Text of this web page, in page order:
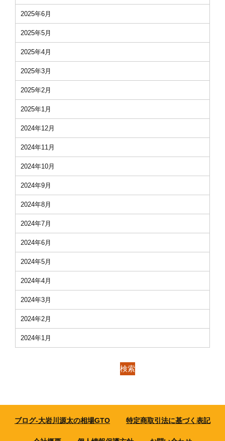
2025年6月
2025年5月
2025年4月
2025年3月
2025年2月
2025年1月
2024年12月
2024年11月
2024年10月
2024年9月
2024年8月
2024年7月
2024年6月
2024年5月
2024年4月
2024年3月
2024年2月
2024年1月
検索
ブログ-大岩川源太の相場GTO 特定商取引法に基づく表記